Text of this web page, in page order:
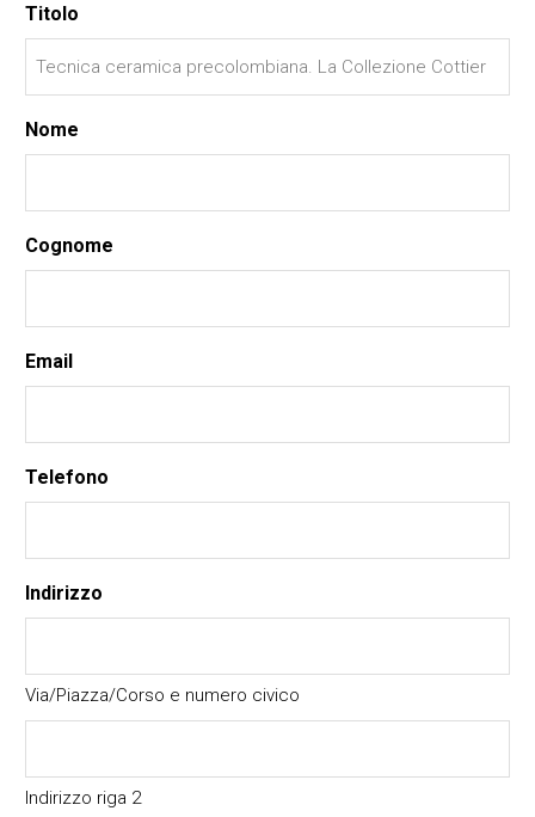
Titolo
Nome
Cognome
Email
Telefono
Indirizzo
Via/Piazza/Corso e numero civico
Indirizzo riga 2